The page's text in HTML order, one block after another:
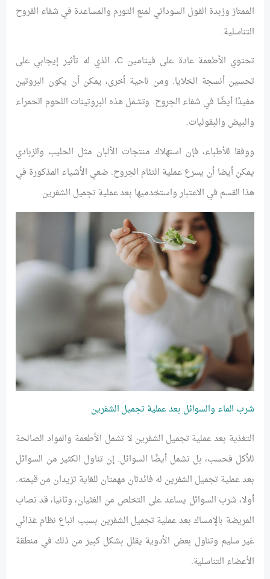
الممتاز وزبدة الفول السوداني لمنع التورم والمساعدة في شفاء القروح
التناسلية.
تحتوي الأطعمة عادة على فيتامين C، الذي له تأثير إيجابي على
تحسين أنسجة الخلايا. ومن ناحية أخرى، يمكن أن يكون البروتين
مفيدًا أيضًا في شفاء الجروح. وتشمل هذه البروتينات اللحوم الحمراء
والبيض والبقوليات.
ووفقا للأطباء، فإن استهلاك منتجات الألبان مثل الحليب والزبادي
يمكن أيضا أن يسرع عملية التئام الجروح. ضعي الأشياء المذكورة في
هذا القسم في الاعتبار واستخدميها بعد عملية تجميل الشفرين.
شرب الماء والسوائل بعد عملية تجميل الشفرين
التغذية بعد عملية تجميل الشفرين لا تشمل الأطعمة والمواد الصالحة
للأكل فحسب، بل تشمل أيضًا السوائل. إن تناول الكثير من السوائل
بعد عملية تجميل الشفرين له فائدتان مهمتان للغاية تزيدان من قيمته.
أولا، شرب السوائل يساعد على التخلص من الغثيان، وثانيا، قد تصاب
المريضة بالإمساك بعد عملية تجميل الشفرين بسبب اتباع نظام غذائي
غير سليم وتناول بعض الأدوية يقلل بشكل كبير من ذلك في منطقة
الأعضاء التناسلية.